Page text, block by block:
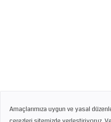
Amaçlarımıza uygun ve yasal